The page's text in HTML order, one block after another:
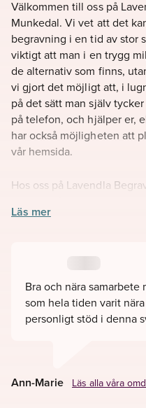
Välkommen till oss på
Munkedal. Vi vet att det
begravning i en tid av stor
viktigt att man i en trygg
de alternativ som finns,
vi gjort det möjligt att, i
på det sätt man själv
på telefon, och hjälper er,
har också möjligheten att
vår hemsida.
Hos oss på Lavendla
vår hjälp.
Läs mer
Bra och nära
som hela tiden varit
personligt stöd i denna
Ann-Marie Läs alla våra